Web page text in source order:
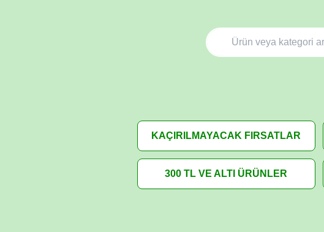
KAÇIRILMAYACAK FIRSATLAR
300 TL VE ALTI ÜRÜNLER